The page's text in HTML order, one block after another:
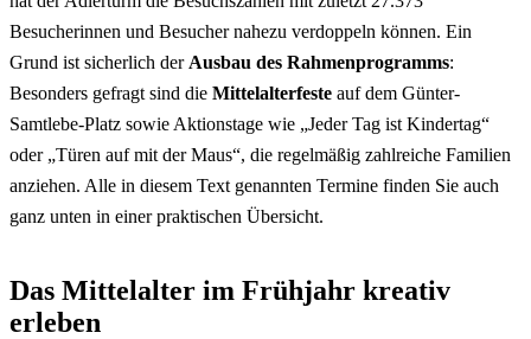
Besucherinnen und Besucher nahezu verdoppeln können. Ein
Grund ist sicherlich der Ausbau des Rahmenprogramms:
Besonders gefragt sind die Mittelalterfeste auf dem Günter-
Samtlebe-Platz sowie Aktionstage wie „Jeder Tag ist Kindertag“
oder „Türen auf mit der Maus“, die regelmäßig zahlreiche Familien
anziehen. Alle in diesem Text genannten Termine finden Sie auch
ganz unten in einer praktischen Übersicht.
Das Mittelalter im Frühjahr kreativ
erleben